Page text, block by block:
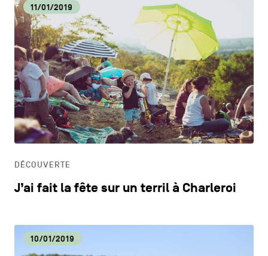
11/01/2019
DÉCOUVERTE
J’ai fait la fête sur un terril à Charleroi
10/01/2019